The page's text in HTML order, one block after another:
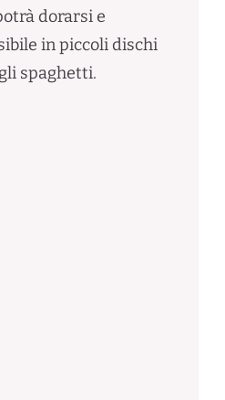
dorarsi e
in piccoli dischi
spaghetti.